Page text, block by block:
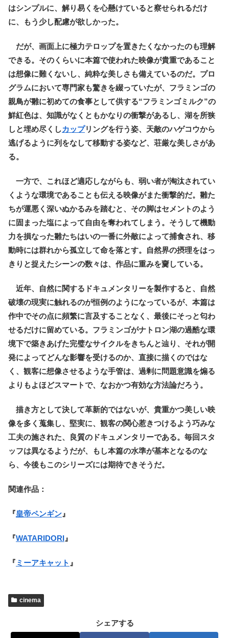
はシンプルに、解り易くを心懸けていると察せられるだけ
に、もう少し配慮が欲しかった。
だが、画面上に極力テロップを置きたくなかったのも理解
できる。そのくらいに本篇で使われた映像が貴重であること
は想像に難くないし、純粋な美しさも備えているのだ。プロ
グラムにおいて専門家も驚きを綴っていたが、フラミンゴの
親鳥が雛に初めての食事として供する“フラミンゴミルク”の
鮮紅色は、知識がなくともかなりの衝撃があるし、湖を所狭
しと埋め尽くしカップリングを行う姿、天敵のハゲコウから
逃げるように列をなして移動する姿など、荘厳な美しさがあ
る。
一方で、これほど適応しながらも、弱い者が淘汰されてい
くような環境であることも伝える映像がまた衝撃的だ。雛た
ちが運悪く深いぬかるみを踏むと、その脚はセメントのよう
に固まった塩によって自由を奪われてしまう。そうして機動
力を損なった雛たちはいの一番に外敵によって捕食され、移
動時には群れから孤立して命を落とす。自然界の摂理をはっ
きりと捉えたシーンの数々は、作品に重みを齎している。
近年、自然に関するドキュメンタリーを製作すると、自然
破壊の現実に触れるのが恒例のようになっているが、本篇は
作中でその点に頻繁に言及することなく、最後にそっと匂わ
せるだけに留めている。フラミンゴがナトロン湖の過酷な環
境下で築きあげた完璧なサイクルをきちんと辿り、それが開
発によってどんな影響を受けるのか、直接に描くのではな
く、観客に想像させるような手管は、過剰に問題意識を煽る
よりもよほどスマートで、なおかつ有効な方法論だろう。
描き方として決して革新的ではないが、貴重かつ美しい映
像を多く蒐集し、堅実に、観客の関心惹きつけるよう巧みな
工夫の施された、良質のドキュメンタリーである。毎回スタ
ッフは異なるようだが、もし本篇の水準が基本となるのな
ら、今後もこのシリーズには期待できそうだ。
関連作品：
『皇帝ペンギン 』
『WATARIDORI 』
『 ミーアキャット 』
cinema
シェアする